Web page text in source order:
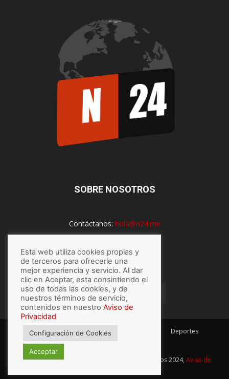
SOBRE NOSOTROS
Contáctanos: hola@n24.mx
SÍGUENOS
México Mundo Economía
Deportes
Espectaculos
© Hecho con por N24.mx, Derechos Reservados 2024, Aviso de
Esta web utiliza cookies propias y
de terceros para ofrecerle una
mejor experiencia y servicio. Al dar
clic en Aceptar, esta consintiendo el
uso de todas las cookies, y de
nuestros términos de servicio,
contenidos en nuestro Aviso de
Privacidad
Configuración de Cookies
Acceptar